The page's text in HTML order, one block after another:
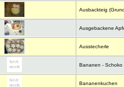
Ausbackteig
Ausgebackene
Ausstecherle
Bananen - Schoko
Bananenkuchen